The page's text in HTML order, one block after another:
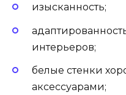
изысканность;
интерьеров;
белые стенки
аксессуарами;